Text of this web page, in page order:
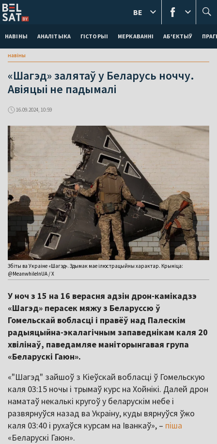
НАВІНЫ АНАЛІТЫКА ГІСТОРЫІ МЕРКАВАННI АБ'ЕКТЫЎ
BE
навіны
«Шагэд» залятаў у Беларусь ноччу.
Авіяцыі не падымалі
16.09.2024, 10:59
Збіты ва Украіне «Шагэд». Здымак мае ілюстрацыйны характар. Крыніца:
@MeanwhileInUA / X
У ноч з 15 на 16 верасня адзін дрон-камікадзэ
«Шагэд» перасек мяжу з Беларуссю ў
Гомельскай вобласці і правёў над Палескім
радыяцыйна-экалагічным запаведнікам каля 20
хвілінаў, паведамляе маніторынгавая група
«Беларускі Гаюн».
«"Шагэд" зайшоў з Кіеўскай вобласці ў Гомельскую
каля 03:15 ночы і трымаў курс на Хойнікі. Далей дрон
наматаў некалькі кругоў у беларускім небе і
развярнуўся назад ва Украіну, куды вярнуўся ўжо
каля 03:40 і рухаўся курсам на Іванкаў», – піша
«Беларускі Гаюн».